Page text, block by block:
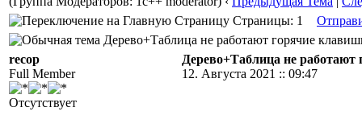
Страницы: 1
Дерево+Таблица не работают горячие
recop
Full Member
Отсутствует
Дерево+Таблица не
12. Августа 2021 :: 09:47